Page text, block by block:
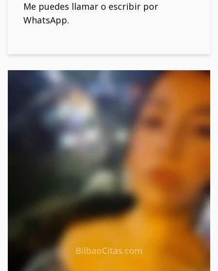
Me puedes llamar o escribir por
WhatsApp.